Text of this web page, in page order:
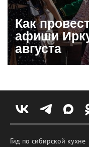
Как
афиши
августа
Гид по сибирской кухне